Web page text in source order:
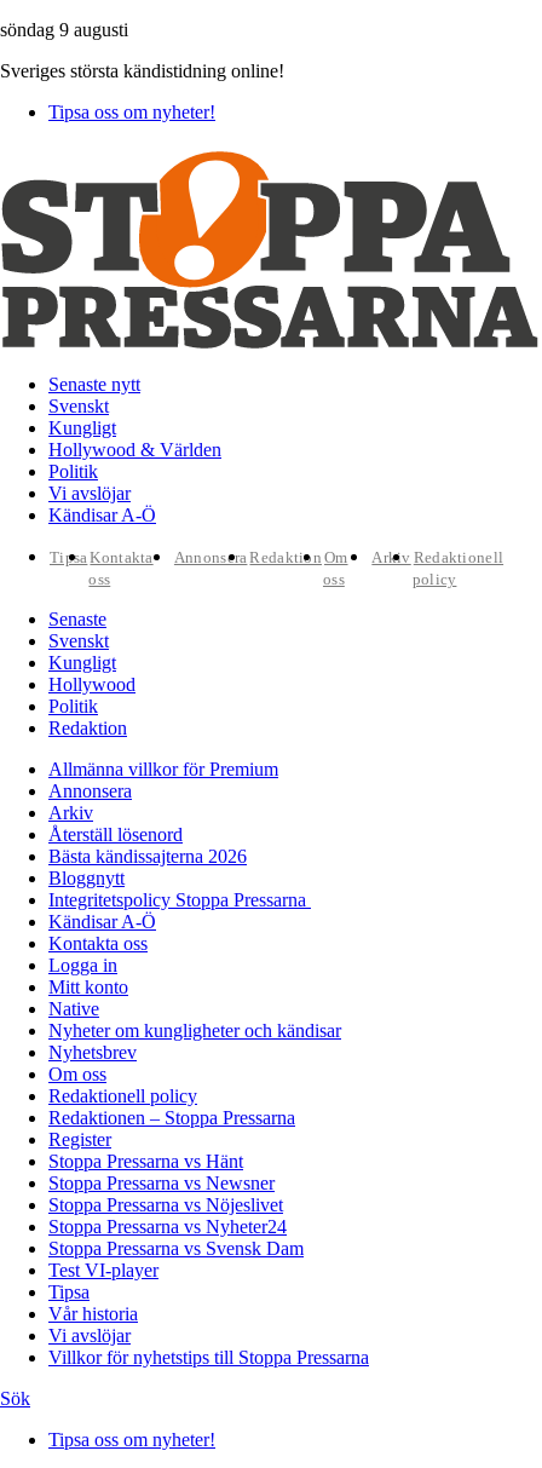
söndag 9 augusti
Sveriges största kändistidning online!
Tipsa oss om nyheter!
Senaste nytt
Svenskt
Kungligt
Hollywood & Världen
Politik
Vi avslöjar
Kändisar A-Ö
TipsaKontakta
oss
AnnonseraRedaktion Om
oss
Arkiv Redaktionell
policy
Senaste
Svenskt
Kungligt
Hollywood
Politik
Redaktion
Allmänna villkor för Premium
Annonsera
Arkiv
Återställ lösenord
Bästa kändissajterna 2026
Bloggnytt
Integritetspolicy Stoppa Pressarna
Kändisar A-Ö
Kontakta oss
Logga in
Mitt konto
Native
Nyheter om kungligheter och kändisar
Nyhetsbrev
Om oss
Redaktionell policy
Redaktionen – Stoppa Pressarna
Register
Stoppa Pressarna vs Hänt
Stoppa Pressarna vs Newsner
Stoppa Pressarna vs Nöjeslivet
Stoppa Pressarna vs Nyheter24
Stoppa Pressarna vs Svensk Dam
Test VI-player
Tipsa
Vår historia
Vi avslöjar
Villkor för nyhetstips till Stoppa Pressarna
Sök
Tipsa oss om nyheter!